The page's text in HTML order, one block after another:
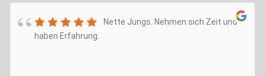
Nette Jungs. Nehmen sich Zeit und
haben Erfahrung.